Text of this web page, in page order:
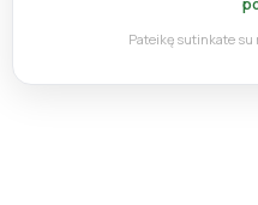
Pateikę sutinkate su